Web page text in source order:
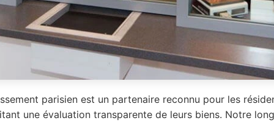
parisien est un partenaire reconnu pour les
une évaluation transparente de leurs biens. Notre